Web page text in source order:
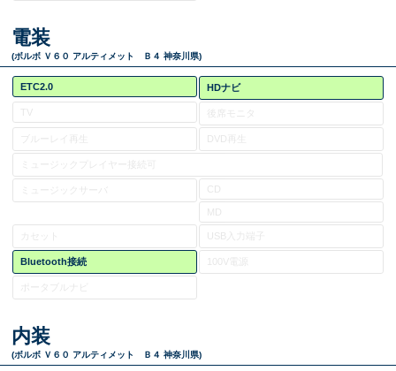
電装
(ボルボ Ｖ６０ アルティメット Ｂ４ 神奈川県)
ETC2.0 HDナビ
TV 後席モニタ
DVD再生
ミュージックプレイヤー接続可
CD
MD
USB入力端子
Bluetooth接続 100V電源
ポータブルナビ
内装
(ボルボ Ｖ６０ アルティメット Ｂ４ 神奈川県)